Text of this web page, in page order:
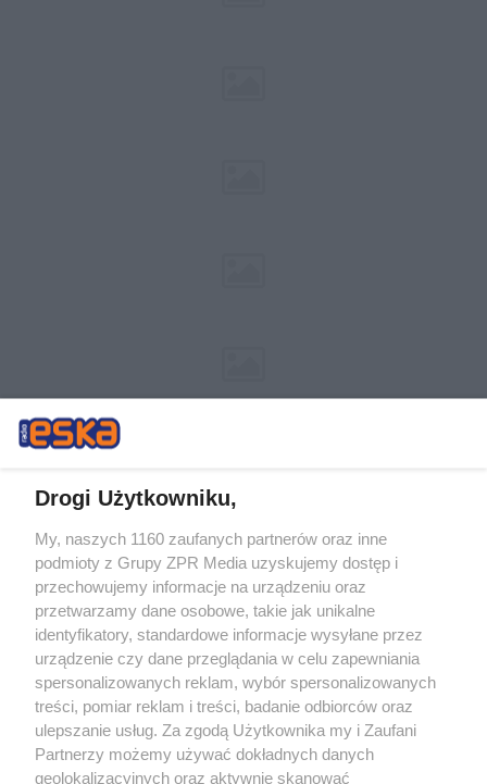
Żaden utwór zamieszczony w serwisie nie może być powielany i
rozpowszechniany lub dalej rozpowszechniany w jakikolwiek sposób (w
tym także elektroniczny lub mechaniczny) na jakimkolwiek polu
eksploatacji w jakiejkolwiek formie, włącznie z umieszczaniem w
Internecie bez pisemnej zgody właściciela praw. Jakiekolwiek użycie lub
wykorzystanie utworów w całości lub w części z naruszeniem prawa,
tzn. bez właściwej zgody, jest zabronione pod groźbą kary i może być
ścigane prawnie.
Drogi Użytkowniku,
My, naszych 1160 zaufanych partnerów oraz inne
podmioty z Grupy ZPR Media uzyskujemy dostęp i
przechowujemy informacje na urządzeniu oraz
przetwarzamy dane osobowe, takie jak unikalne
identyfikatory, standardowe informacje wysyłane przez
urządzenie czy dane przeglądania w celu zapewniania
spersonalizowanych reklam, wybór spersonalizowanych
treści, pomiar reklam i treści, badanie odbiorców oraz
ulepszanie usług. Za zgodą Użytkownika my i Zaufani
Partnerzy możemy używać dokładnych danych
geolokalizacyjnych oraz aktywnie skanować